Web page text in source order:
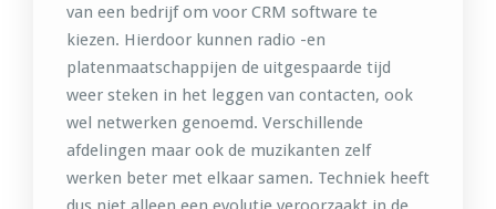
van een bedrijf om voor CRM software te
kiezen. Hierdoor kunnen radio -en
platenmaatschappijen de uitgespaarde tijd
weer steken in het leggen van contacten, ook
wel netwerken genoemd. Verschillende
afdelingen maar ook de muzikanten zelf
werken beter met elkaar samen. Techniek heeft